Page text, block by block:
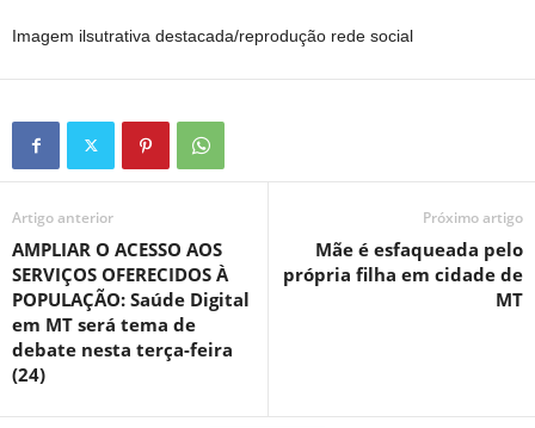
Imagem ilsutrativa destacada/reprodução rede social
Artigo anterior
AMPLIAR O ACESSO AOS
SERVIÇOS OFERECIDOS À
POPULAÇÃO: Saúde Digital
em MT será tema de
debate nesta terça-feira
(24)
Próximo artigo
Mãe é esfaqueada pelo
própria filha em cidade de
MT